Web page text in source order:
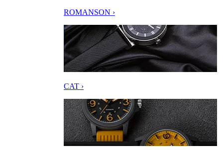
ROMANSON ›
CAT ›